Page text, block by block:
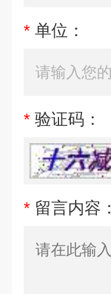
* 单位：
* 验证码：
* 留言内容：